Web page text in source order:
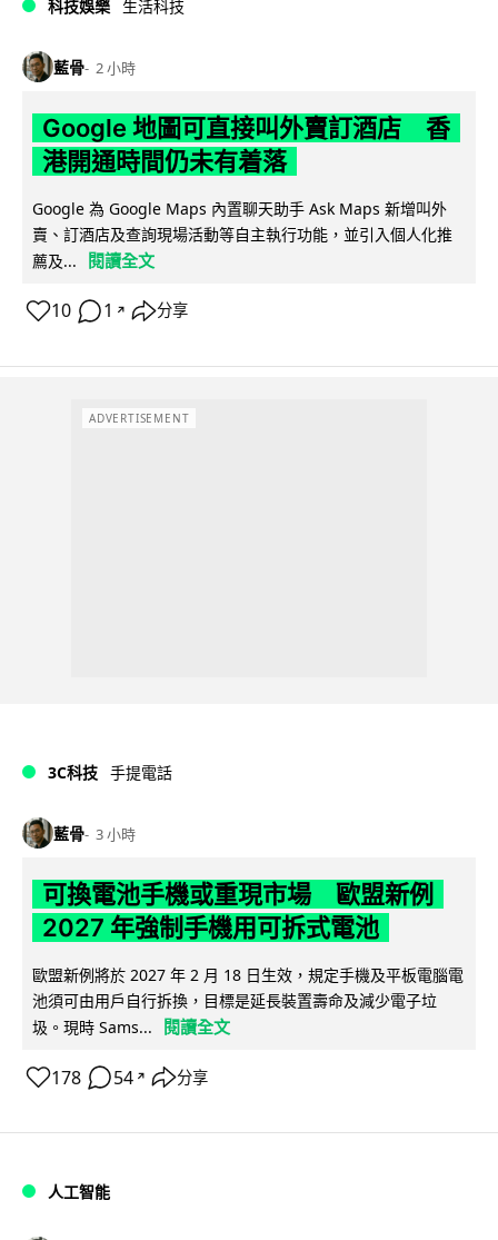
科技娛樂 生活科技
藍骨 2 小時
Google 地圖可直接叫外賣訂酒店 香
港開通時間仍未有着落
Google 為 Google Maps 內置聊天助手 Ask Maps 新增叫外
賣、訂酒店及查詢現場活動等自主執行功能，並引入個人化推
薦及...
閱讀全文
10 1 ↗ 分享
ADVERTISEMENT
3C科技 手提電話
藍骨 3 小時
可換電池手機或重現市場 歐盟新例
2027 年強制手機用可拆式電池
歐盟新例將於 2027 年 2 月 18 日生效，規定手機及平板電腦電
池須可由用戶自行拆換，目標是延長裝置壽命及減少電子垃
圾。現時 Sams...
閱讀全文
178 54 ↗ 分享
人工智能